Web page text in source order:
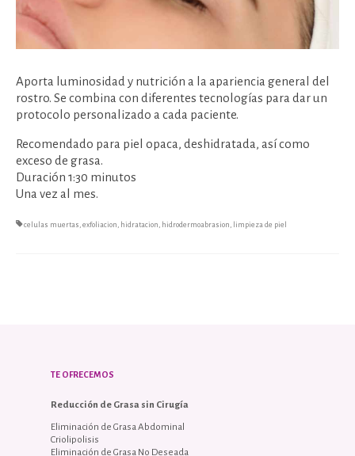
Aporta luminosidad y nutrición a la apariencia general del
rostro. Se combina con diferentes tecnologías para dar un
protocolo personalizado a cada paciente.
Recomendado para piel opaca, deshidratada, así como
exceso de grasa.
Duración 1:30 minutos
Una vez al mes.
celulas muertas , exfoliacion , hidratacion , hidrodermoabrasion , limpieza de piel
TE OFRECEMOS
Reducción de Grasa sin Cirugía
Eliminación de Grasa Abdominal
Criolipolisis
Eliminación de Grasa No Deseada